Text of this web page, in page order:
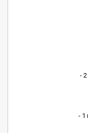
-
- 1